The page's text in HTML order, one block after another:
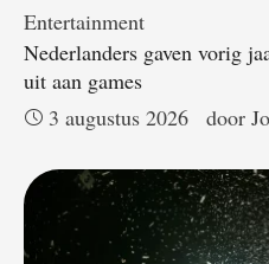
Entertainment
Nederlanders gaven vorig
uit aan games
3 augustus 2026
door